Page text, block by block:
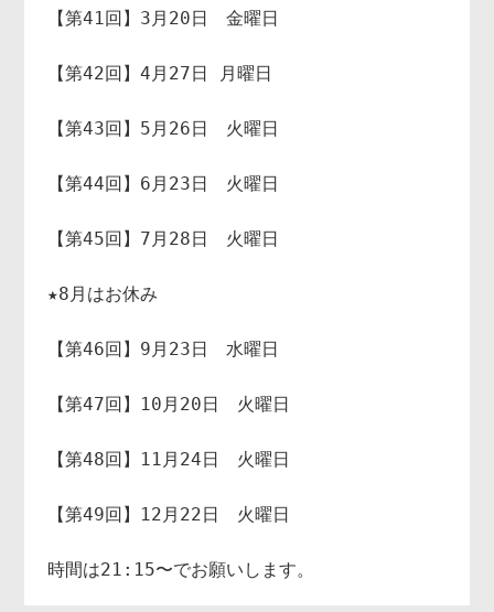
【第41回】3月20日　金曜日
【第42回】4月27日 月曜日
【第43回】5月26日　火曜日
【第44回】6月23日　火曜日
【第45回】7月28日　火曜日
★8月はお休み
【第46回】9月23日　水曜日
【第47回】10月20日　火曜日
【第48回】11月24日　火曜日
【第49回】12月22日　火曜日
時間は21:15〜でお願いします。